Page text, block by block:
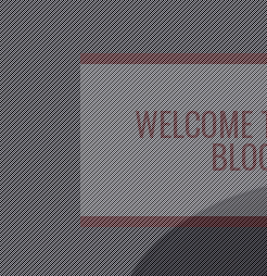
WELCOME